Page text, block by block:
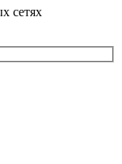
сетях